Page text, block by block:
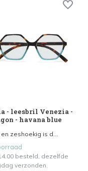
- leesbril Venezia -
- havana blue
en zeshoekig is d...
besteld, dezelfde
verzonden.